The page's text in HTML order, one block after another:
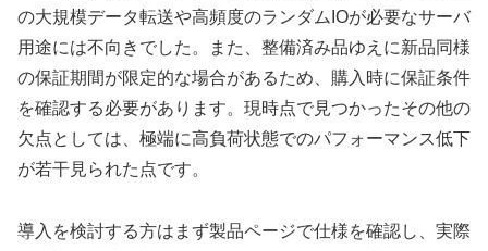
の大規模データ転送や高頻度のランダムIOが必要なサーバ
用途には不向きでした。また、整備済み品ゆえに新品同様
の保証期間が限定的な場合があるため、購入時に保証条件
を確認する必要があります。現時点で見つかったその他の
欠点としては、極端に高負荷状態でのパフォーマンス低下
が若干見られた点です。
導入を検討する方はまず製品ページで仕様を確認し、実際